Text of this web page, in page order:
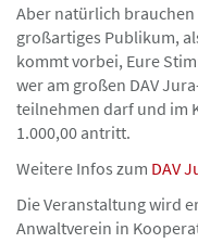
Aber natürlich
großartiges Publikum,
kommt vorbei, Eure
wer am großen DAV
teilnehmen darf und im
1.000,00 antritt.
Weitere Infos zum DAV
Die Veranstaltung wird
Anwaltverein in